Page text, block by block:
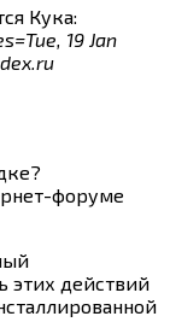
Кука:
19 Jan
форуме
этих действий